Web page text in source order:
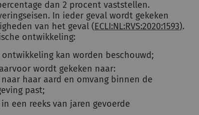
dan 2 procent vaststellen.
In ieder geval wordt gekeken
van het geval (ECLI:NL:RVS:2020:1593).
ontwikkeling:
kan worden beschouwd;
wordt gekeken naar:
haar aard en omvang binnen de
past;
een reeks van jaren gevoerde